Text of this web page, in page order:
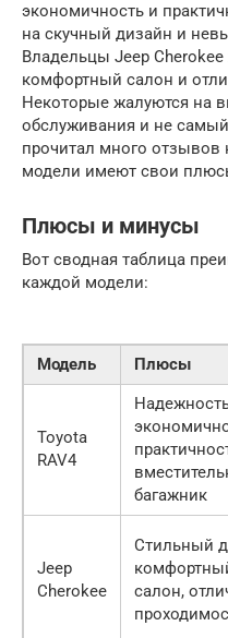
экономичность и
на скучный дизайн и
Владельцы Jeep
комфортный салон и
Некоторые жалуются на
обслуживания и не
прочитал много отзывов
модели имеют свои
Плюсы и минусы
Вот сводная таблица
каждой модели:
Модель Плюсы
Toyota
RAV4
багажник
Jeep
Cherokee
Стильный
салон,